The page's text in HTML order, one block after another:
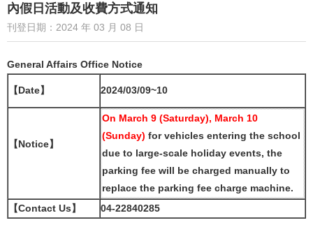
內假日活動及收費方式通知
刊登日期：2024 年 03 月 08 日
General Affairs Office Notice
【Date】 2024/03/09~10
【Notice】
On March 9 (Saturday), March 10
(Sunday) for vehicles entering the school
due to large-scale holiday events, the
parking fee will be charged manually to
replace the parking fee charge machine.
【Contact Us】
04-22840285